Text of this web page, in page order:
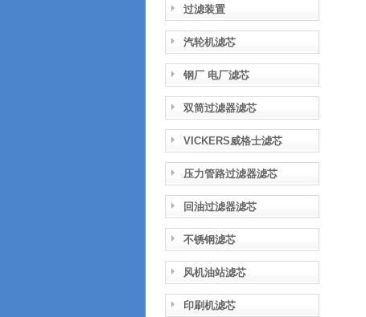
过滤装置
汽轮机滤芯
钢厂 电厂滤芯
双筒过滤器滤芯
VICKERS威格士滤芯
压力管路过滤器滤芯
回油过滤器滤芯
不锈钢滤芯
风机油站滤芯
印刷机滤芯